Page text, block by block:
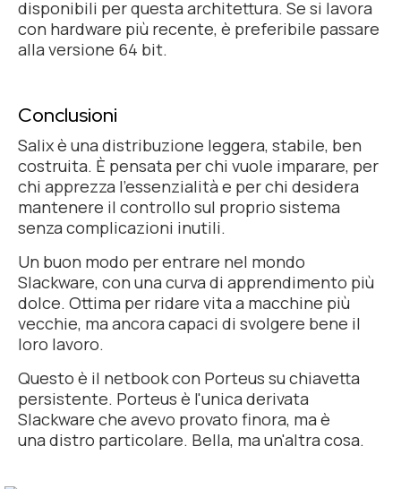
disponibili per questa architettura. Se si lavora
con hardware più recente, è preferibile passare
alla versione 64 bit.
Conclusioni
Salix è una distribuzione leggera, stabile, ben
costruita. È pensata per chi vuole imparare, per
chi apprezza l’essenzialità e per chi desidera
mantenere il controllo sul proprio sistema
senza complicazioni inutili.
Un buon modo per entrare nel mondo
Slackware, con una curva di apprendimento più
dolce. Ottima per ridare vita a macchine più
vecchie, ma ancora capaci di svolgere bene il
loro lavoro.
Questo è il netbook con Porteus su chiavetta
persistente. Porteus è l'unica derivata
Slackware che avevo provato finora, ma è
una distro particolare. Bella, ma un'altra cosa.